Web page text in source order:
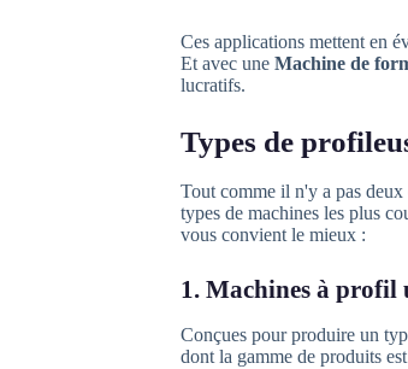
Ces applications mettent en
Et avec une Machine de
lucratifs.
Types de
Tout comme il n'y a pas deux
types de machines les plus
vous convient le mieux :
1. Machines à profil
Conçues pour produire un
dont la gamme de produits